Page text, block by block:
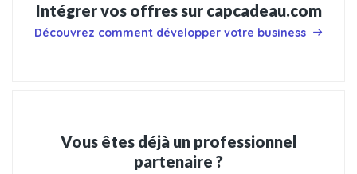
Intégrer vos offres sur capcadeau.com
Découvrez comment développer votre business
Vous êtes déjà un professionnel
partenaire ?